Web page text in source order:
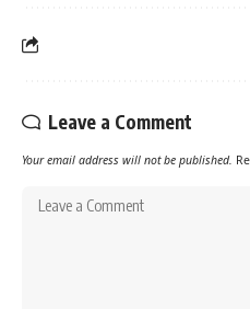
Leave a Comment
Your email address will not be published.